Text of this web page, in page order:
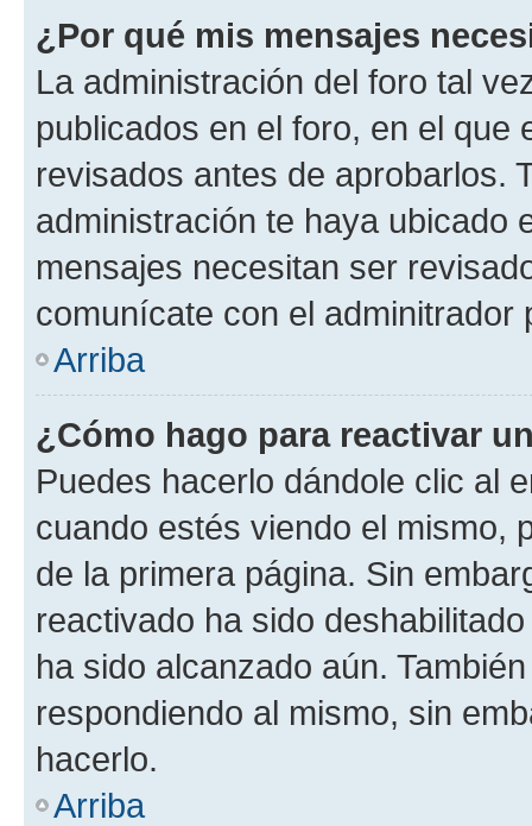
¿Por qué mis mensajes
La administración del foro tal
publicados en el foro, en el
revisados antes de aprobarlos.
administración te haya ubicado
mensajes necesitan ser
comunícate con el
Arriba
¿Cómo hago para reactivar
Puedes hacerlo dándole clic al
cuando estés viendo el mismo,
de la primera página. Sin
reactivado ha sido
ha sido alcanzado aún.
respondiendo al mismo, sin
hacerlo.
Arriba